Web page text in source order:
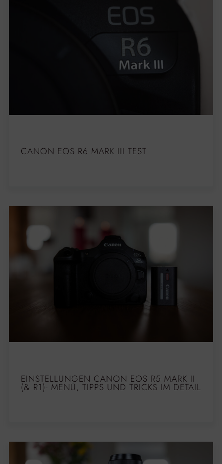
CANON EOS R6 MARK III TEST
EINSTELLUNGEN CANON EOS R5 MARK II
(& R1)- MENÜ, TIPPS UND TRICKS IM DETAIL